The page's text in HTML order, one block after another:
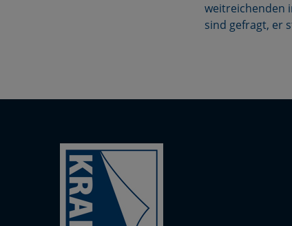
weitreichenden
sind gefragt, er